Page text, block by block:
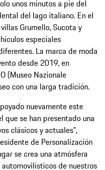
unos minutos a pie del
del lago italiano. En el
Grumello, Sucota y
especiales
La marca de moda
desde 2019, en
(Museo Nazionale
con una larga tradición.
nuevamente este
se han presentado una
clásicos y actuales”,
de Personalización
se crea una atmósfera
de nuestros